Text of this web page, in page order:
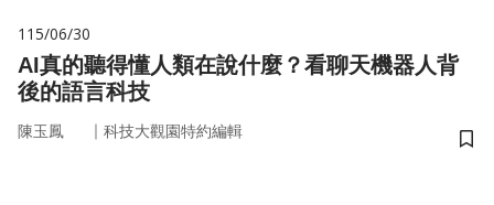
115/06/30
AI真的聽得懂人類在說什麼？看聊天機器人背
後的語言科技
陳玉鳳 ｜ 科技大觀園特約編輯
儲